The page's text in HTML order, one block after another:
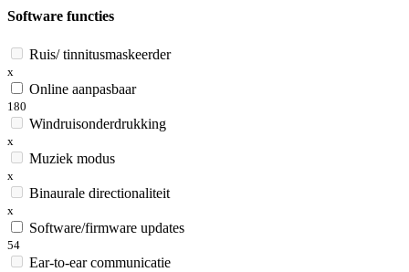
Software functies
Ruis/ tinnitusmaskeerder
x
Online aanpasbaar
180
Windruisonderdrukking
x
Muziek modus
x
Binaurale directionaliteit
x
Software/firmware updates
54
Ear-to-ear communicatie